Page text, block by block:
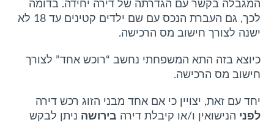
המגבלה בקשר עם הגדרתה של דירה יחידה. בדומה
לכך, גם העברת הנכס עם שם ילדים קטינים עד 18 לא
ישנה לצורך חישוב מס הרכישה.
כיוצא בזה התא המשפחתי נחשב “רוכש אחד” לצורך
חישוב מס הרכישה.
יחד עם זאת, יצויין כי אם אחד מבני הזוג רכש דירה
לפני הנישואין ו/או קיבלת דירה בירושה ניתן לבקש